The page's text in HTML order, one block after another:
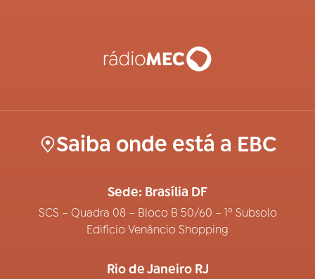
Saiba onde está a EBC
Sede: Brasília DF
SCS – Quadra 08 – Bloco B 50/60 – 1º Subsolo
Edifício Venâncio Shopping
Rio de Janeiro RJ